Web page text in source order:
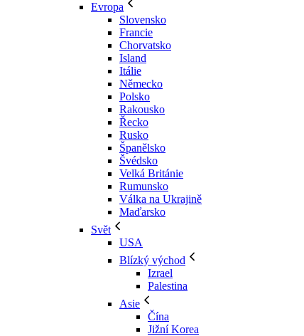
Evropa
Slovensko
Francie
Chorvatsko
Island
Itálie
Německo
Polsko
Rakousko
Řecko
Rusko
Španělsko
Švédsko
Velká Británie
Rumunsko
Válka na Ukrajině
Maďarsko
Svět
USA
Blízký východ
Izrael
Palestina
Asie
Čína
Jižní Korea